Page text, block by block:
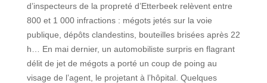
d’inspecteurs de la propreté d’Etterbeek relèvent entre
800 et 1 000 infractions : mégots jetés sur la voie
publique, dépôts clandestins, bouteilles brisées après 22
h… En mai dernier, un automobiliste surpris en flagrant
délit de jet de mégots a porté un coup de poing au
visage de l’agent, le projetant à l’hôpital. Quelques